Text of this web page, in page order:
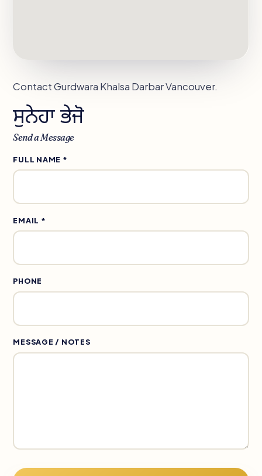
Contact Gurdwara Khalsa Darbar Vancouver.
ਸੁਨੇਹਾ ਭੇਜੋ
Send a Message
FULL NAME *
EMAIL *
PHONE
MESSAGE / NOTES